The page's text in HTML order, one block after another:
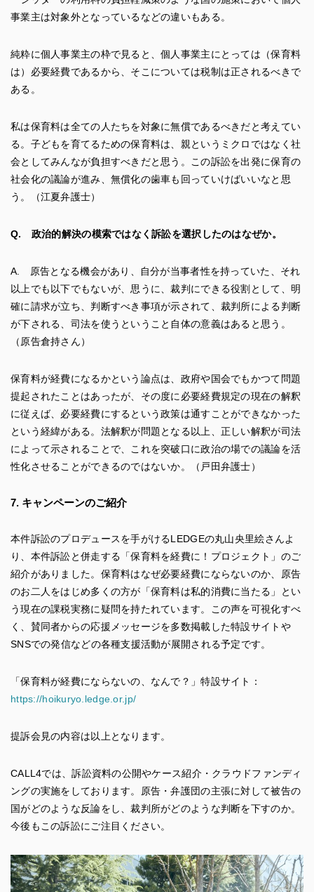
事業主は対象外となっているなどの違いもある。
純粋に個人事業主の枠で見ると、個人事業主にとっては（保育料
は）必要経費であるから、そこについては税制は正されるべきで
ある。
私は保育料は全ての人たちを対象に無償であるべきだと考えてい
る。子どもを育てるための保育料は、親というミクロではなく社
会としてみんなが負担すべきだと思う。この訴訟を出発に保育の
社会化の議論が進み、無償化の歯車も回っていけばいいなと思
う。（江夏弁護士）
Q. 政治的解決の模索ではなく訴訟を選択したのはなぜか。
A. 原告となる機会があり、自分が当事者性を持っていた、それ
以上でも以下でもないが、思うに、裁判にできる役割として、明
確に請求が立ち、判断すべき事項が示されて、裁判所による判断
が下される、司法を使うということ自体の意義はあると思う。
（原告倉持さん）
保育料が経費になるかという論点は、政府や国会でもかつて問題
提起されたことはあったが、その度に必要経費規定の現在の解釈
に従えば、必要経費にするという政策は通すことができなかった
という経緯がある。法解釈が問題となる以上、正しい解釈が司法
によって示されることで、これを突破口に政治の場での議論を活
性化させることができるのではないか。（戸田弁護士）
7. キャンペーンのご紹介
本件訴訟のプロデュースを手がけるLEDGEの丸山央里絵さんよ
り、本件訴訟と併走する「保育料を経費に！プロジェクト」のご
紹介がありました。保育料はなぜ必要経費にならないのか、原告
のお二人をはじめ多くの方が「保育料は私的消費に当たる」とい
う現在の課税実務に疑問を持たれています。この声を可視化すべ
く、賛同者からの応援メッセージを多数掲載した特設サイトや
SNSでの発信などの各種支援活動が展開される予定です。
「保育料が経費にならないの、なんで？」特設サイト：
https://hoikuryo.ledge.or.jp/
提訴会見の内容は以上となります。
CALL4では、訴訟資料の公開やケース紹介・クラウドファンディ
ングの実施をしております。原告・弁護団の主張に対して被告の
国がどのような反論をし、裁判所がどのような判断を下すのか。
今後もこの訴訟にご注目ください。